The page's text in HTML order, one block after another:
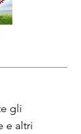
gli
e altri